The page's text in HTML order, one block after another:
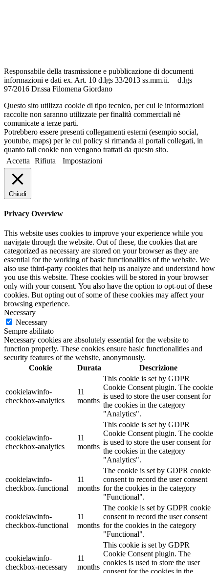
Responsabile della trasmissione e pubblicazione di documenti
informazioni e dati ex. Art. 10 d.lgs 33/2013 ss.mm.ii. – d.lgs
97/2016 Dr.ssa Filomena Giordano
Questo sito utilizza cookie di tipo tecnico, per cui le informazioni
raccolte non saranno utilizzate per finalità commerciali nè
comunicate a terze parti.
Potrebbero essere presenti collegamenti esterni (esempio social,
youtube, maps) per le cui policy si rimanda ai portali collegati, in
quanto tali cookie non vengono trattati da questo sito.
Accetta
Rifiuta Impostazioni
Chiudi
Privacy Overview
This website uses cookies to improve your experience while you
navigate through the website. Out of these, the cookies that are
categorized as necessary are stored on your browser as they are
essential for the working of basic functionalities of the website. We
also use third-party cookies that help us analyze and understand how
you use this website. These cookies will be stored in your browser
only with your consent. You also have the option to opt-out of these
cookies. But opting out of some of these cookies may affect your
browsing experience.
Necessary
Necessary
Sempre abilitato
Necessary cookies are absolutely essential for the website to
function properly. These cookies ensure basic functionalities and
security features of the website, anonymously.
Cookie
Durata Descrizione
cookielawinfo-
checkbox-analytics
11
months
This cookie is set by GDPR
Cookie Consent plugin. The cookie
is used to store the user consent for
the cookies in the category
"Analytics".
cookielawinfo-
checkbox-analytics
11
months
This cookie is set by GDPR
Cookie Consent plugin. The cookie
is used to store the user consent for
the cookies in the category
"Analytics".
cookielawinfo-
checkbox-functional
11
months
The cookie is set by GDPR cookie
consent to record the user consent
for the cookies in the category
"Functional".
cookielawinfo-
checkbox-functional
11
months
The cookie is set by GDPR cookie
consent to record the user consent
for the cookies in the category
"Functional".
cookielawinfo-
checkbox-necessary
11
months
This cookie is set by GDPR
Cookie Consent plugin. The
cookies is used to store the user
consent for the cookies in the